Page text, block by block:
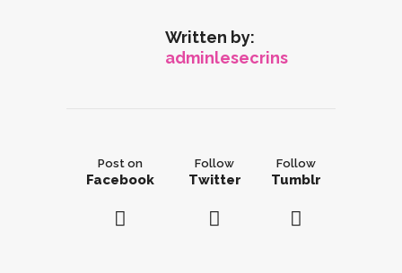
Written by:
adminlesecrins
Post on
Facebook
Follow
Twitter
Follow
Tumblr